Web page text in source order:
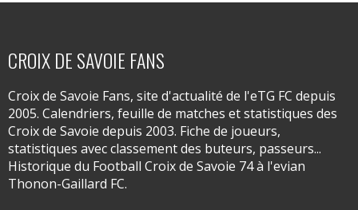
CROIX DE SAVOIE FANS
Croix de Savoie Fans, site d'actualité de l'eTG FC depuis
2005. Calendriers, feuille de matches et statistiques des
Croix de Savoie depuis 2003. Fiche de joueurs,
statistiques avec classement des buteurs, passeurs...
Historique du Football Croix de Savoie 74 à l'evian
Thonon-Gaillard FC.